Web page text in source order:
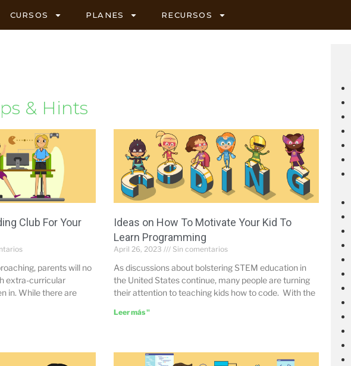
CURSOS PLANES RECURSOS
& Hints
Club For Your
parents will no
extra-curricular
in. While there are
Ideas on How To Motivate Your Kid To
Learn Programming
April 26, 2023 Sin comentarios
As discussions about bolstering STEM education in
the United States continue, many people are turning
their attention to teaching kids how to code. With the
Leer más "